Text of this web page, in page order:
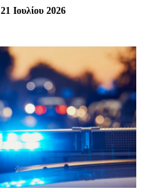
21 Ιουλίου 2026